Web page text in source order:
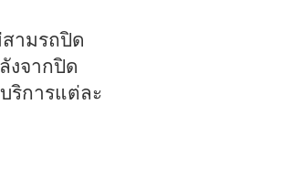
ามรถปิด
งจากปิด
ริการแต่ละ